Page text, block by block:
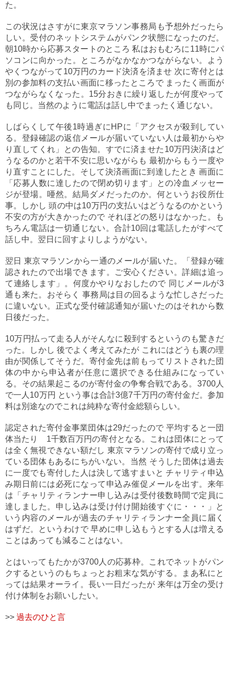
た。
この状況はさすがに東京マラソン事務局も予想外だったら
しい。受付のネットシステムがパンク状態になったのだ。
朝10時から応募スタートのところ 私はおもむろに11時にパ
ソコンに向かった。ところがなかなかつながらない。よう
やくつながって10万円のカード決済を済ませ 次に寄付とは
別の参加料の支払い画面に移ったところで まったく画面が
つながらなくなった。15分おきに繰り返したが何度やって
も同じ。当然のように電話は話し中でまったく通じない。
しばらくして午後1時過ぎにHPに「アクセスが殺到してい
る。登録確認の返信メールが届いていない人は最初からや
り直してくれ」との告知。すでに済ませた10万円決済はど
うなるのかと若干不安に思いながらも 最初からもう一度や
り直すことにした。そして決済画面に到達したとき 画面に
「応募人数に達したので閉め切ります」との冷血メッセー
ジが登場。唖然。結局ダメだったのか。何というお役所仕
事。しかし 頭の中は10万円の支払いはどうなるのかという
不安の方が大きかったので それほどの怒りはなかった。も
ちろん電話は一切通じない。合計10回は電話したがすべて
話し中。翌日に回すよりしようがない。
翌日 東京マラソンから一通のメールが届いた。「登録が確
認されたので出場できます。ご安心ください。詳細は追っ
て連絡します」。何度かやりなおしたので 同じメールが3
通も来た。おそらく 事務局は目の回るような忙しさだった
に違いない。正式な受付確認通知が届いたのはそれから数
日後だった。
10万円払って走る人がそんなに殺到するというのも驚きだ
った。しかし 後でよく考えてみたが これにはどうも裏の理
由が関係してそうだ。寄付金先は前もってリストされた団
体の中から申込者が任意に選択できる仕組みになってい
る。その結果起こるのが寄付金の争奪合戦である。3700人
で一人10万円 という事は合計3億7千万円の寄付金だ。参加
料は別途なのでこれは純粋な寄付金総額らしい。
認定された寄付金事業団体は29だったので 平均すると一団
体当たり 1千数百万円の寄付となる。これは団体にとって
は全く無視できない額だし 東京マラソンの寄付で成り立っ
ている団体もあるにちがいない。当然 そうした団体は過去
に一度でも寄付した人は決して逃すまいと チャリティ申込
み期日前には必死になって申込み催促メールを出す。来年
は「チャリティランナー申し込みは受付後数時間で定員に
達しました。申し込みは受け付け開始後すぐに・・・」と
いう内容のメールが過去のチャリティランナー全員に届く
はずだ。というわけで 早めに申し込もうとする人は増える
ことはあっても減ることはない。
とはいってもたかが3700人の応募枠。これでネットがパン
クするというのもちょっとお粗末な気がする。まあ私にと
っては結果オーライ。長い一日だったが 来年は万全の受け
付け体制をお願いしたい。
>> 過去のひと言